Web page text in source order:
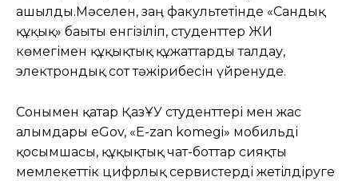
ашылды.Мәселен, заң факультетінде «Сандық
құқық» бағыты енгізіліп, студенттер ЖИ
көмегімен құқықтық құжаттарды талдау,
электрондық сот тәжірибесін үйренуде.
Сонымен қатар ҚазҰУ студенттері мен жас
ғалымдары eGov, «E-zan komegi» мобильді
қосымшасы, құқықтық чат-боттар сияқты
мемлекеттік цифрлық сервистерді жетілдіруге